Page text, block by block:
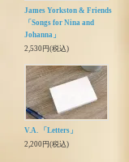
James Yorkston & Friends
「Songs for Nina and
Johanna」
2,530円(税込)
V.A. 「Letters」
2,200円(税込)